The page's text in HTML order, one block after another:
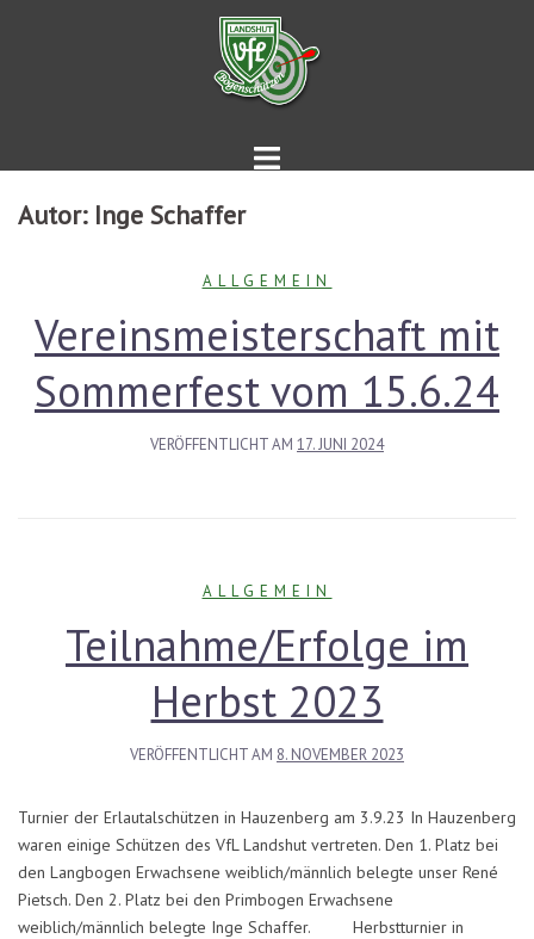
Autor: Inge Schaffer
ALLGEMEIN
Vereinsmeisterschaft mit
Sommerfest vom 15.6.24
VERÖFFENTLICHT AM 17. JUNI 2024
ALLGEMEIN
Teilnahme/Erfolge im
Herbst 2023
VERÖFFENTLICHT AM 8. NOVEMBER 2023
Turnier der Erlautalschützen in Hauzenberg am 3.9.23 In Hauzenberg
waren einige Schützen des VfL Landshut vertreten. Den 1. Platz bei
den Langbogen Erwachsene weiblich/männlich belegte unser René
Pietsch. Den 2. Platz bei den Primbogen Erwachsene
weiblich/männlich belegte Inge Schaffer. Herbstturnier in